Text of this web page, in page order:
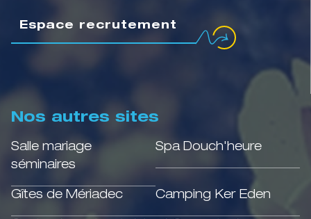
Espace recrutement
Nos autres sites
Salle mariage
séminaires
Spa Douch'heure
Gîtes de Mériadec Camping Ker Eden